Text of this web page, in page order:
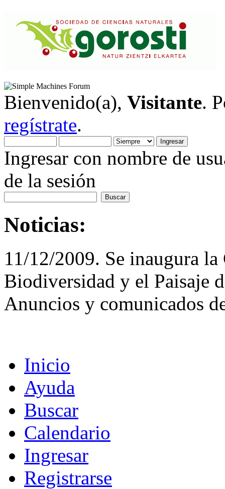
Bienvenido(a), Visitante.
regístrate.
Ingresar con nombre de
de la sesión
Noticias:
11/12/2009. Se inaugura
Biodiversidad y el Paisaje
Anuncios y comunicados
Inicio
Ayuda
Buscar
Calendario
Ingresar
Registrarse